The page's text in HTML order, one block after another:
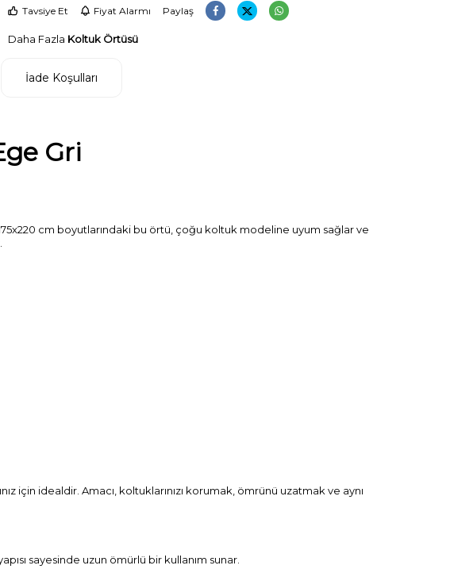
Tavsiye Et Fiyat Alarmı Paylaş
Daha Fazla Koltuk Örtüsü
İade Koşulları
Gri
cm boyutlarındaki bu örtü, çoğu koltuk modeline uyum sağlar ve
için idealdir. Amacı, koltuklarınızı korumak, ömrünü uzatmak ve aynı
sayesinde uzun ömürlü bir kullanım sunar.